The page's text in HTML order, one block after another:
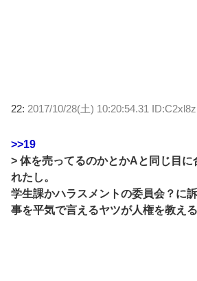
22: 2017/10/28(土) 10:20:54.31
>>19
> 体を売ってるのかとかAと同じ目に
れたし。
学生課かハラスメントの委員会？に
事を平気で言えるヤツが人権を教え